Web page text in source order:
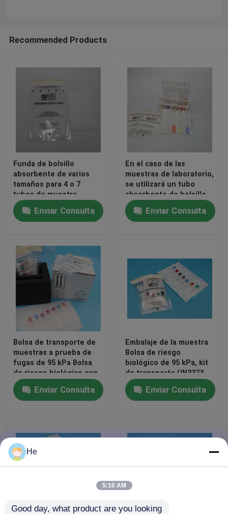
Recommended Products
Funda de bolsillo
absorbente de varios
tamaños para 4 o 7
tubos de muestra,
diseño de contención
de fugasEnviar Consulta
En el caso de las
muestras de laboratorio,
se utilizará un tubo
absorbente de bolsillo
desechable, de grado
biomédico, para su
Enviar Consulta
Bolsa de transporte de
muestras a prueba de
fugas de 95 kPa Bolsa
de riesgo biológico con
sellado seguro y
almohadilla de
solidificación
de diagnóstico
Enviar Consulta
Embalaje de la muestra
Bolsa de riesgo
biológico de 95 kPa, kit
de transporte UN3373
Enviar Consulta
He
5:10 AM
Good day, what product are you looking